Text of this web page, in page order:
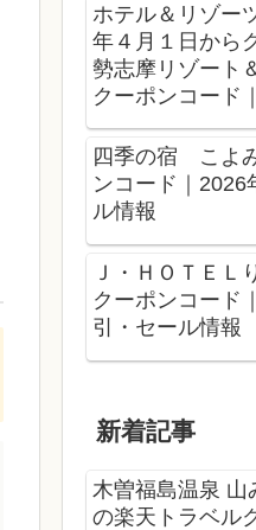
ホテル＆リゾー
年４月１日から
勢志摩リゾート
クーポンコード
引・セール情報
四季の宿 こよ
ンコード｜2026
ル情報
Ｊ・ＨＯＴＥＬ
クーポンコード
引・セール情報
新着記事
木曽福島温泉 山
の楽天トラベル